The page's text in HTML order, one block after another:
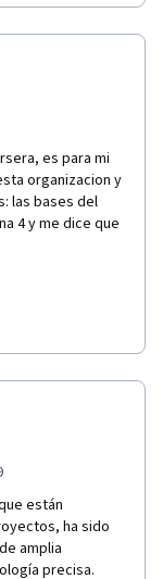
es para mi
organizacion y
las bases del
4 y me dice que
se me este
están
ha sido
amplia
precisa.